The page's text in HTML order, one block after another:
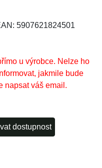
5907621824501
u výrobce. Nelze ho
jakmile bude
napsat váš email.
dostupnost